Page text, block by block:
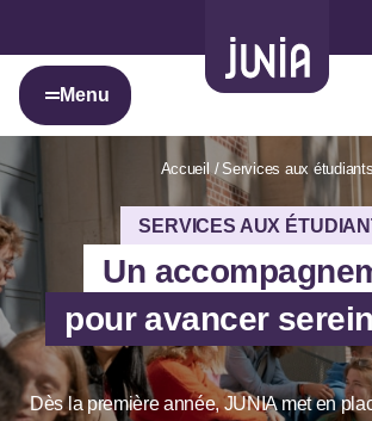
Menu
Accueil Services aux étudiants
SERVICES AUX
Un
pour avancer
Dès la première année, JUNIA met en